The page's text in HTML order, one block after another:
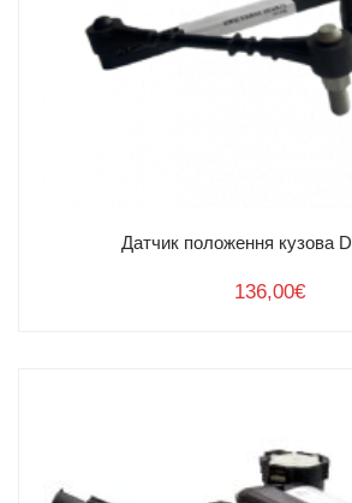
Датчик положення кузова
136,00€
+ 380 67 161 44
+ 380 93 161 44 11